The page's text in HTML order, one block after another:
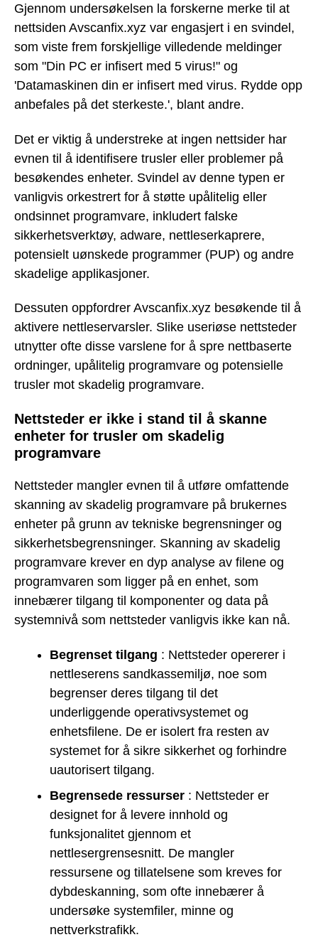
Gjennom undersøkelsen la forskerne merke til at
nettsiden Avscanfix.xyz var engasjert i en svindel,
som viste frem forskjellige villedende meldinger
som "Din PC er infisert med 5 virus!" og
'Datamaskinen din er infisert med virus. Rydde opp
anbefales på det sterkeste.', blant andre.
Det er viktig å understreke at ingen nettsider har
evnen til å identifisere trusler eller problemer på
besøkendes enheter. Svindel av denne typen er
vanligvis orkestrert for å støtte upålitelig eller
ondsinnet programvare, inkludert falske
sikkerhetsverktøy, adware, nettleserkaprere,
potensielt uønskede programmer (PUP) og andre
skadelige applikasjoner.
Dessuten oppfordrer Avscanfix.xyz besøkende til å
aktivere nettleservarsler. Slike useriøse nettsteder
utnytter ofte disse varslene for å spre nettbaserte
ordninger, upålitelig programvare og potensielle
trusler mot skadelig programvare.
Nettsteder er ikke i stand til å skanne
enheter for trusler om skadelig
programvare
Nettsteder mangler evnen til å utføre omfattende
skanning av skadelig programvare på brukernes
enheter på grunn av tekniske begrensninger og
sikkerhetsbegrensninger. Skanning av skadelig
programvare krever en dyp analyse av filene og
programvaren som ligger på en enhet, som
innebærer tilgang til komponenter og data på
systemnivå som nettsteder vanligvis ikke kan nå.
Begrenset tilgang : Nettsteder opererer i
nettleserens sandkassemiljø, noe som
begrenser deres tilgang til det
underliggende operativsystemet og
enhetsfilene. De er isolert fra resten av
systemet for å sikre sikkerhet og forhindre
uautorisert tilgang.
Begrensede ressurser : Nettsteder er
designet for å levere innhold og
funksjonalitet gjennom et
nettlesergrensesnitt. De mangler
ressursene og tillatelsene som kreves for
dybdeskanning, som ofte innebærer å
undersøke systemfiler, minne og
nettverkstrafikk.